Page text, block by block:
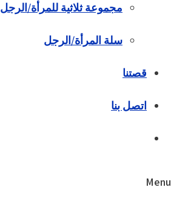
مجموعة ثلاثية للمرأة/الرجل
سلة المرأة/الرجل
قصتنا
اتصل بنا
Menu